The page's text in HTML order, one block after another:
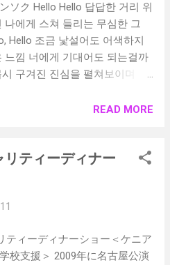
나도 그냥 하늘 높이 날아가고
나의 꿈들과 추억을 가득 싣고
린 시절엔 풍선을 타고 날아가
꾸었지 빨간 풍선이 하늘을 날
도 아름다운 기억들이 생각나 랄
라라 빨간 풍선에 담을 수 있을까
도 아름다운 기억들이 생각나
ソク Hello Hello 답답한 거리 위
나에게 스쳐 들리는 무심한 그
Hello 조금 낯설어도 어색하지
느낌 너에게 기대어도 되는걸까
구겨진 진심을 펼쳐보이며
있어 그래요 Hello, Hello 귀여운
No No 고맙다는 그 말 뿐이죠 일
좋을지도 몰라 때묻지 않은채
She knows 이제 더이상은
이 아니야 그래요 Hello, Hello
READ MORE
ティーディナー
ティーディナーショー＜ケニア
校支援＞ 2009年に名古屋公演